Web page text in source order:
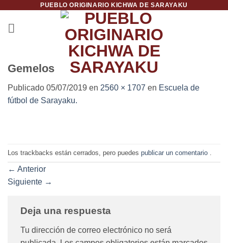
contenido
PUEBLO ORIGINARIO KICHWA DE SARAYAKU
Gemelos
Publicado 05/07/2019 en 2560 × 1707 en Escuela de
fútbol de Sarayaku.
Los trackbacks están cerrados, pero puedes publicar un comentario
← Anterior
Siguiente →
Deja una respuesta
Tu dirección de correo electrónico no será